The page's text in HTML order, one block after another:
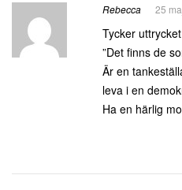
Rebecca 25
Tycker uttrycket
”Det finns de
Är en
leva i en
Ha en härlig